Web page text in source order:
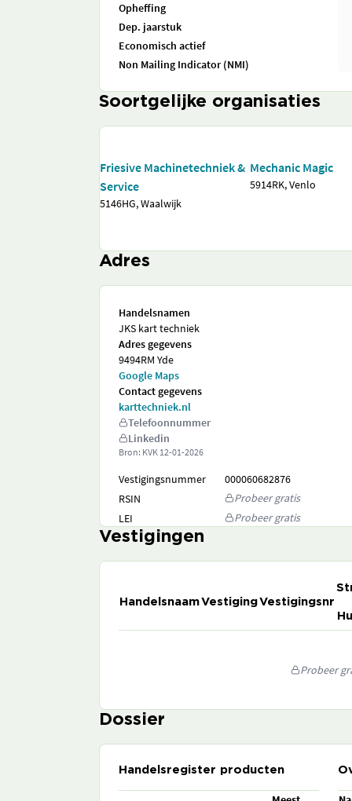
Opheffing
Dep. jaarstuk
Economisch actief
Non Mailing Indicator (NMI)
Soortgelijke organisaties
Friesive Machinetechniek &
Service
5146HG, Waalwijk
Mechanic Magic
5914RK, Venlo
Adres
Handelsnamen
JKS kart techniek
Adres gegevens
9494RM Yde
Google Maps
Contact gegevens
karttechniek.nl
Telefoonnummer
Linkedin
Bron: KVK 12-01-2026
Vestigingsnummer
000060682876
RSIN
Probeer gratis
LEI
Probeer gratis
Vestigingen
HandelsnaamVestigingVestigingsnr
Probeer
Dossier
Handelsregister producten